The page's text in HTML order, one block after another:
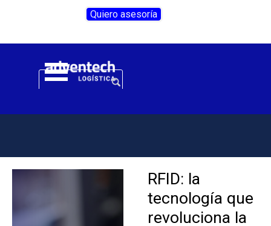
Saltar menú
Quiero asesoría
RFID: la
tecnología que
revoluciona la